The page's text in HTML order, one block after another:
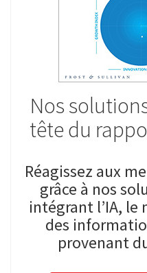
Nos
tête du
Réagissez aux
grâce à nos
intégrant l’IA,
des
provenant